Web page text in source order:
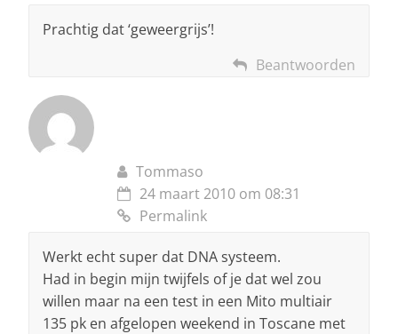
Prachtig dat ‘geweergrijs’!
Beantwoorden
Tommaso
24 maart 2010 om 08:31
Permalink
Werkt echt super dat DNA systeem.
Had in begin mijn twijfels of je dat wel zou
willen maar na een test in een Mito multiair
135 pk en afgelopen weekend in Toscane met